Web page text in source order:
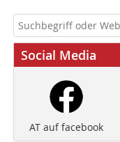
Social Media
AT auf facebook